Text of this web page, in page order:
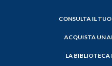
CONSULTA IL
ACQUISTA UN
LA BIBLIOTECA